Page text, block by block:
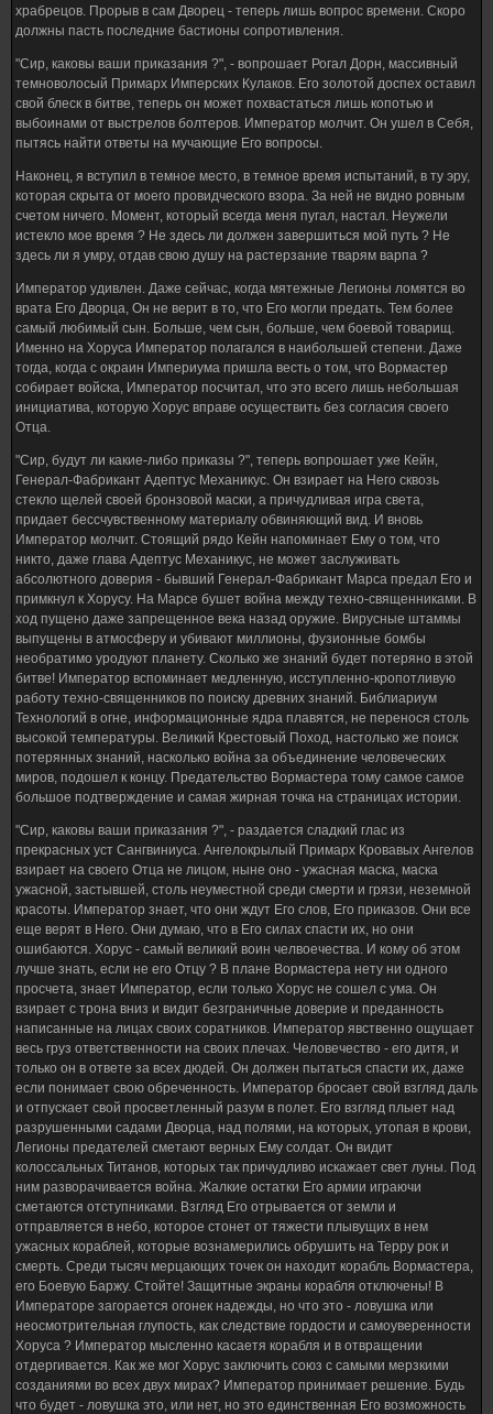
храбрецов. Прорыв в сам Дворец - теперь лишь вопрос времени. Скоро
должны пасть последние бастионы сопротивления.
"Сир, каковы ваши приказания ?", - вопрошает Рогал Дорн, массивный
темноволосый Примарх Имперских Кулаков. Его золотой доспех оставил
свой блеск в битве, теперь он может похвастаться лишь копотью и
выбоинами от выстрелов болтеров. Император молчит. Он ушел в Себя,
пытясь найти ответы на мучающие Его вопросы.
Наконец, я вступил в темное место, в темное время испытаний, в ту эру,
которая скрыта от моего провидческого взора. За ней не видно ровным
счетом ничего. Момент, который всегда меня пугал, настал. Неужели
истекло мое время ? Не здесь ли должен завершиться мой путь ? Не
здесь ли я умру, отдав свою душу на растерзание тварям варпа ?
Император удивлен. Даже сейчас, когда мятежные Легионы ломятся во
врата Его Дворца, Он не верит в то, что Его могли предать. Тем более
самый любимый сын. Больше, чем сын, больше, чем боевой товарищ.
Именно на Хоруса Император полагался в наибольшей степени. Даже
тогда, когда с окраин Империума пришла весть о том, что Вормастер
собирает войска, Император посчитал, что это всего лишь небольшая
инициатива, которую Хорус вправе осуществить без согласия своего
Отца.
"Сир, будут ли какие-либо приказы ?", теперь вопрошает уже Кейн,
Генерал-Фабрикант Адептус Механикус. Он взирает на Него сквозь
стекло щелей своей бронзовой маски, а причудливая игра света,
придает бессчувственному материалу обвиняющий вид. И вновь
Император молчит. Стоящий рядо Кейн напоминает Ему о том, что
никто, даже глава Адептус Механикус, не может заслуживать
абсолютного доверия - бывший Генерал-Фабрикант Марса предал Его и
примкнул к Хорусу. На Марсе бушет война между техно-священниками. В
ход пущено даже запрещенное века назад оружие. Вирусные штаммы
выпущены в атмосферу и убивают миллионы, фузионные бомбы
необратимо уродуют планету. Сколько же знаний будет потеряно в этой
битве! Император вспоминает медленную, исступленно-кропотливую
работу техно-священников по поиску древних знаний. Библиариум
Технологий в огне, информационные ядра плавятся, не перенося столь
высокой температуры. Великий Крестовый Поход, настолько же поиск
потерянных знаний, насколько война за объединение человеческих
миров, подошел к концу. Предательство Вормастера тому самое самое
большое подтверждение и самая жирная точка на страницах истории.
"Сир, каковы ваши приказания ?", - раздается сладкий глас из
прекрасных уст Сангвиниуса. Ангелокрылый Примарх Кровавых Ангелов
взирает на своего Отца не лицом, ныне оно - ужасная маска, маска
ужасной, застывшей, столь неуместной среди смерти и грязи, неземной
красоты. Император знает, что они ждут Его слов, Его приказов. Они все
еще верят в Него. Они думаю, что в Его силах спасти их, но они
ошибаются. Хорус - самый великий воин челвоечества. И кому об этом
лучше знать, если не его Отцу ? В плане Вормастера нету ни одного
просчета, знает Император, если только Хорус не сошел с ума. Он
взирает с трона вниз и видит безграничные доверие и преданность
написанные на лицах своих соратников. Император явственно ощущает
весь груз ответственности на своих плечах. Человечество - его дитя, и
только он в ответе за всех дюдей. Он должен пытаться спасти их, даже
если понимает свою обреченность. Император бросает свой взгляд даль
и отпускает свой просветленный разум в полет. Его взгляд плыет над
разрушенными садами Дворца, над полями, на которых, утопая в крови,
Легионы предателей сметают верных Ему солдат. Он видит
колоссальных Титанов, которых так причудливо искажает свет луны. Под
ним разворачивается война. Жалкие остатки Его армии играючи
сметаются отступниками. Взгляд Его отрывается от земли и
отправляется в небо, которое стонет от тяжести плывущих в нем
ужасных кораблей, которые вознамерились обрушить на Терру рок и
смерть. Среди тысяч мерцающих точек он находит корабль Вормастера,
его Боевую Баржу. Стойте! Защитные экраны корабля отключены! В
Императоре загорается огонек надежды, но что это - ловушка или
неосмотрительная глупость, как следствие гордости и самоуверенности
Хоруса ? Император мысленно касаетя корабля и в отвращении
отдергивается. Как же мог Хорус заключить союз с самыми мерзкими
созданиями во всех двух мирах? Император принимает решение. Будь
что будет - ловушка это, или нет, но это единственная Его возможность